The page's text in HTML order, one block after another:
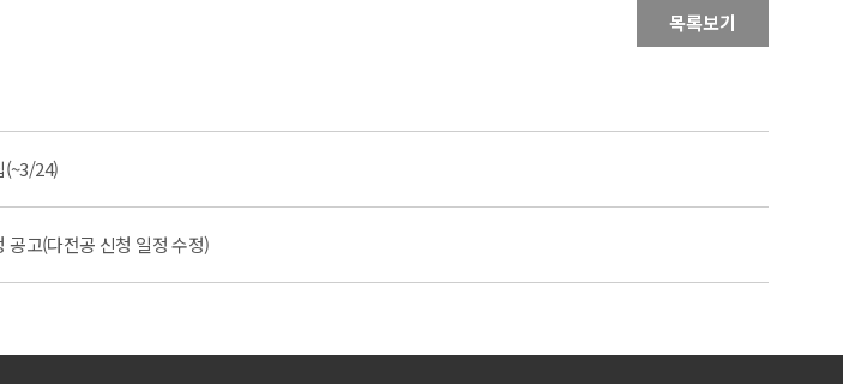
목록보기
24)
공고(다전공 신청 일정 수정)